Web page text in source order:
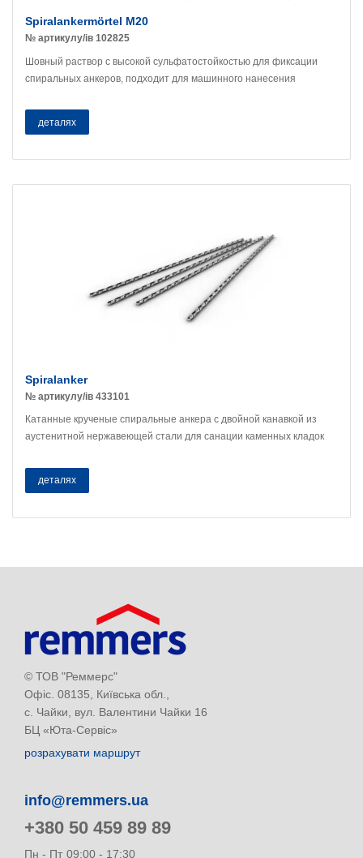
Spiralankermörtel M20
№ артикулу/ів 102825
Шовный раствор с высокой сульфатостойкостью для фиксации
спиральных анкеров, подходит для машинного нанесения
деталях
Spiralanker
№ артикулу/ів 433101
Катанные крученые спиральные анкера с двойной канавкой из
аустенитной нержавеющей стали для санации каменных кладок
деталях
© ТОВ "Реммерс"
Офіс. 08135, Київська обл.,
с. Чайки, вул. Валентини Чайки 16
БЦ «Юта-Сервіс»
розрахувати маршрут
info@remmers.ua
+380 50 459 89 89
Пн - Пт 09:00 - 17:30